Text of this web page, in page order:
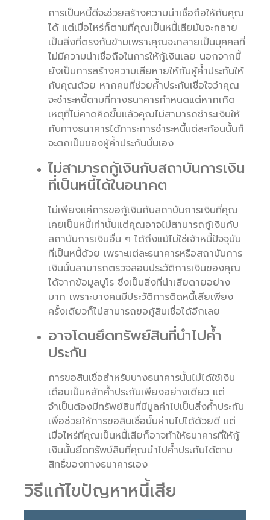
การเป็นหนี้ดีจะช่วยสร้างความน่าเชื่อถือให้กับคุณ
ได้ แต่เมื่อไหร่ก็ตามที่คุณเป็นหนี้เสียมันจะกลาย
เป็นสิ่งที่ตรงกันข้ามเพราะคุณจะกลายเป็นบุคคลที่
ไม่มีความน่าเชื่อถือในการให้กู้เงินเลย นอกจากนี้
ยังเป็นการสร้างความเสียหายให้กับผู้ค้ำประกันให้
กับคุณด้วย หากคนที่ช่วยค้ำประกันเชื่อใจว่าคุณ
จะชำระหนี้ตามที่ทางธนาคารกำหนดแต่หากเกิด
เหตุที่ไม่คาดคิดขึ้นแล้วคุณไม่สามารถชำระเงินให้
กับทางธนาคารได้ภาระการชำระหนี้แต่ละก้อนนั้นก็
จะตกเป็นของผู้ค้ำประกันนั่นเอง
ไม่สามารถกู้เงินกับสถาบันการเงิน
ที่เป็นหนี้ได้ในอนาคต
ไม่เพียงแค่การขอกู้เงินกับสถาบันการเงินที่คุณ
เคยเป็นหนี้เท่านั้นแต่คุณอาจไม่สามารถกู้เงินกับ
สถาบันการเงินอื่น ๆ ได้ถึงแม้ไม่ใช่เจ้าหนี้ปัจจุบัน
ที่เป็นหนี้ด้วย เพราะแต่ละธนาคารหรือสถาบันการ
เงินนั้นสามารถตรวจสอบประวัติการเงินของคุณ
ได้จากข้อมูลบูโร ซึ่งเป็นสิ่งที่น่าเสียดายอย่าง
มาก เพราะบางคนมีประวัติการติดหนี้เสียเพียง
ครั้งเดียวก็ไม่สามารถขอกู้สินเชื่อได้อีกเลย
อาจโดนยึดทรัพย์สินที่นำไปค้ำ
ประกัน
การขอสินเชื่อสำหรับบางธนาคารนั้นไม่ได้ใช้เงิน
เดือนเป็นหลักค้ำประกันเพียงอย่างเดียว แต่
จำเป็นต้องมีทรัพย์สินที่มีมูลค่าไปเป็นสิ่งค้ำประกัน
เพื่อช่วยให้การขอสินเชื่อนั้นผ่านไปได้ด้วยดี แต่
เมื่อไหร่ที่คุณเป็นหนี้เสียก็อาจทำให้ธนาคารที่ให้กู้
เงินนั้นยึดทรัพบ์สินที่คุณนำไปค้ำประกันได้ตาม
สิทธิ์ของทางธนาคารเอง
วิธีแก้ไขปัญหาหนี้เสีย